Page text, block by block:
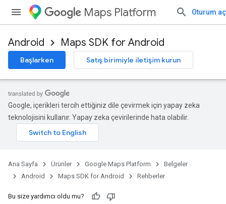
Maps Platform Oturum aç
Android Maps SDK for Android
Başlarken Satış birimiyle iletişim kurun
Google, içerikleri tercih ettiğiniz dile çevirmek için yapay zeka
teknolojisini kullanır. Yapay zeka çevirilerinde hata olabilir.
Ana Sayfa Ürünler Google Maps Platform
Belgeler
Android
Maps SDK for Android Rehberler
Bu size yardımcı oldu mu?